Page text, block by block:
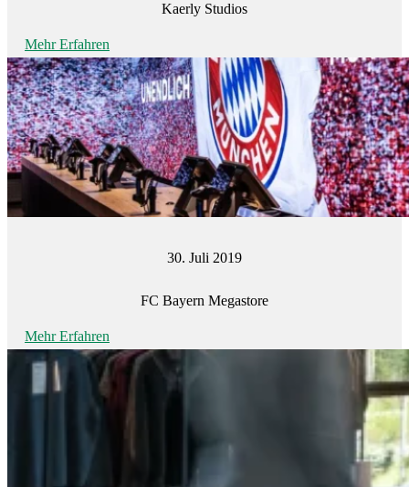
Kaerly Studios
Mehr Erfahren
30. Juli 2019
FC Bayern Megastore
Mehr Erfahren